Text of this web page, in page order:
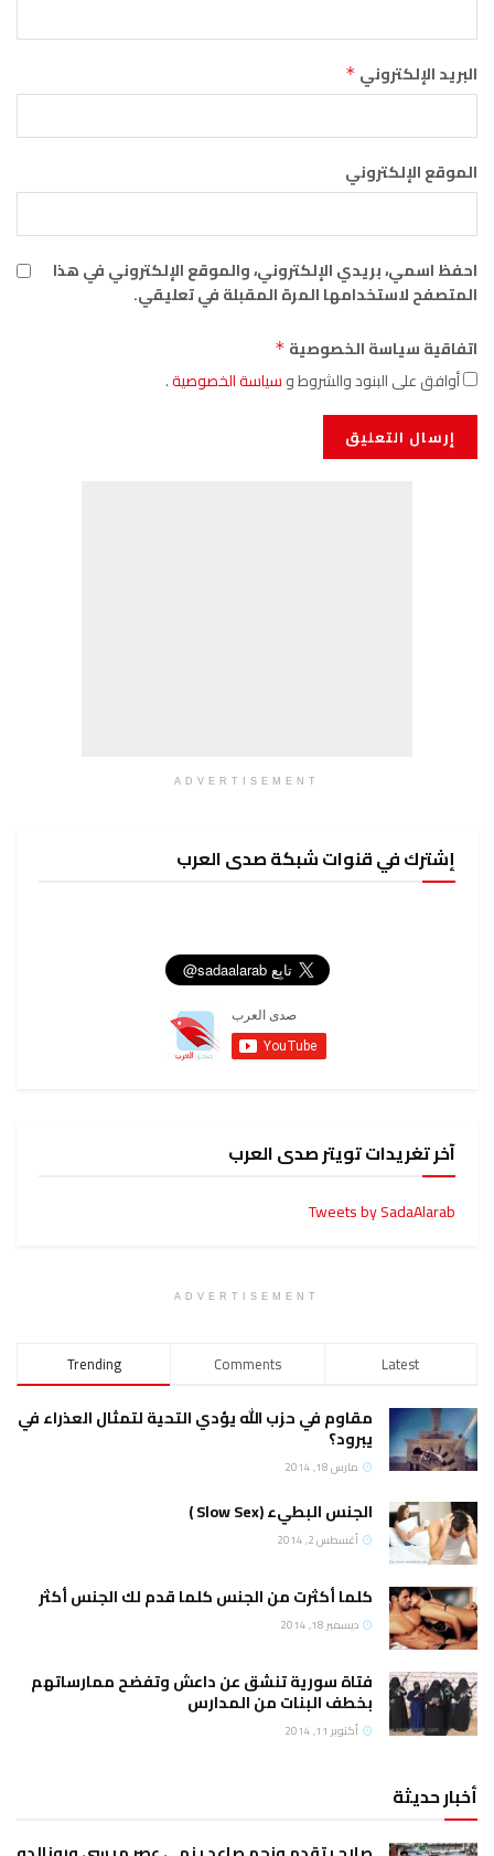
البريد الإلكتروني *
الموقع الإلكتروني
احفظ اسمي، بريدي الإلكتروني، والموقع الإلكتروني في هذا
المتصفح لاستخدامها المرة المقبلة في تعليقي.
اتفاقية سياسة الخصوصية *
أوافق على البنود والشروط وسياسة الخصوصية.
ADVERTISEMENT
إشترك في قنوات شبكة صدى العرب
آخر تغريدات تويتر صدى العرب
Tweets by SadaAlarab
ADVERTISEMENT
Trending Comments Latest
مقاوم في حزب الله يؤدي التحية لتمثال العذراء في
يبرود؟
مارس 18, 2014
الجنس البطيء (Slow Sex )
أغسطس 2, 2014
كلما أكثرت من الجنس كلما قدم لك الجنس أكثر
ديسمبر 18, 2014
فتاة سورية تنشق عن داعش وتفضح ممارساتهم
بخطف البنات من المدارس
أكتوبر 11, 2014
أخبار حديثة